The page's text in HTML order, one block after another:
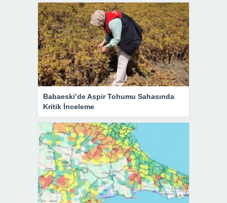
Babaeski’de Aspir Tohumu Sahasında
Kritik İnceleme